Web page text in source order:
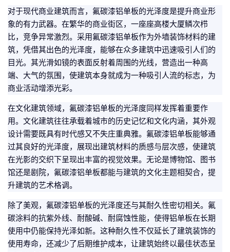
对于现代商业建筑而言，氟碳漆铝单板的光泽度是提升商业形
象的有力武器。在繁华的商业街区，一座座高楼大厦鳞次栉
比，竞争异常激烈。采用氟碳漆铝单板作为外墙装饰材料的建
筑，凭借其出色的光泽度，能够在众多建筑中迅速吸引人们的
目光。其光滑如镜的表面反射着周围的光线，营造出一种高
端、大气的氛围，使建筑本身就成为一种吸引人流的标志，为
商业活动增添光彩。
在文化建筑领域，氟碳漆铝单板的光泽度同样发挥着重要作
用。文化建筑往往承载着城市的历史记忆和文化内涵，其外观
设计需要既具有时代感又不失庄重典雅。氟碳漆铝单板能够通
过其良好的光泽度，展现出建筑材料的质感与层次感，使建筑
在光影的交织下呈现出丰富的视觉效果。无论是博物馆、图书
馆还是剧院，氟碳漆铝单板都能与建筑的文化主题相契合，提
升建筑的艺术格调。
除了美观，氟碳漆铝单板的光泽度还与其耐久性密切相关。氟
碳涂料的抗紫外线、耐酸碱、耐腐蚀性能，使得铝单板在长期
使用中仍能保持光泽如新。这种耐久性不仅延长了建筑装饰的
使用寿命，还减少了后期维护成本，让建筑始终以最佳状态呈